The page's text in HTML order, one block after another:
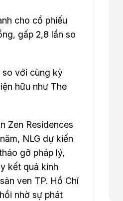
cho cổ phiếu
gấp 2,8 lần so
so với cùng kỳ
hữu như The
Zen Residences
NLG dự kiến
gỡ pháp lý,
kết quả kinh
ven TP. Hồ Chí
nhờ sự phát